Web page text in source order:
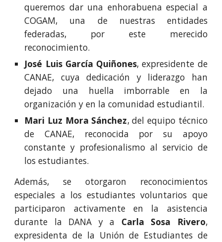
queremos dar una enhorabuena especial a
COGAM, una de nuestras entidades
federadas, por este merecido
reconocimiento.
José Luis García Quiñones, expresidente de
CANAE, cuya dedicación y liderazgo han
dejado una huella imborrable en la
organización y en la comunidad estudiantil.
Mari Luz Mora Sánchez, del equipo técnico
de CANAE, reconocida por su apoyo
constante y profesionalismo al servicio de
los estudiantes.
Además, se otorgaron reconocimientos
especiales a los estudiantes voluntarios que
participaron activamente en la asistencia
durante la DANA y a Carla Sosa Rivero,
expresidenta de la Unión de Estudiantes de